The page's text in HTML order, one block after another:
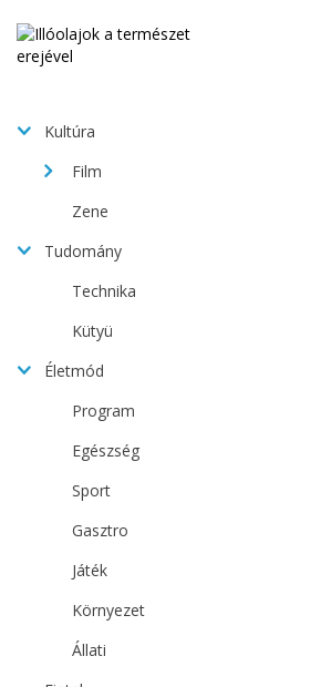
Kultúra
Film
Zene
Tudomány
Technika
Kütyü
Életmód
Program
Egészség
Sport
Gasztro
Játék
Környezet
Állati